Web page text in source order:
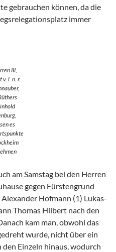
gebrauchen können, da die
immer
III,
v. l. n. r.
es
am Samstag bei den Herren
gegen Fürstengrund
Hofmann (1) Lukas-
Thomas Hilbert nach den
kam man, obwohl das
wurde, nicht über ein
Einzeln hinaus, wodurch